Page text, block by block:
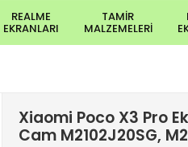
REALME
EKRANLARI
TAMİR
MALZEMELERİ
Xiaomi Poco X3 Pro
Cam M2102J20SG,